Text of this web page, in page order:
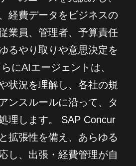
経費データをビジネスの
業員、管理者、予算責任
るやり取りや意思決定を
にAIエージェントは、
状況を理解し、各社の規
ンスルールに沿って、タ
理します。 SAP Concur
拡張性を備え、あらゆる
し、出張・経費管理が自